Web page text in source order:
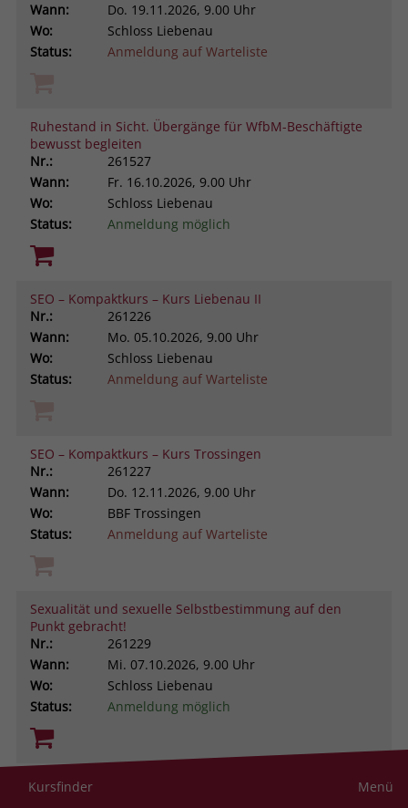
Wann:
Do. 19.11.2026, 9.00 Uhr
Wo:
Schloss Liebenau
Status:
Anmeldung auf Warteliste
Ruhestand in Sicht. Übergänge für WfbM-Beschäftigte
bewusst begleiten
Nr.:
261527
Wann:
Fr. 16.10.2026, 9.00 Uhr
Wo:
Schloss Liebenau
Status:
Anmeldung möglich
SEO – Kompaktkurs – Kurs Liebenau II
Nr.:
261226
Wann:
Mo. 05.10.2026, 9.00 Uhr
Wo:
Schloss Liebenau
Status:
Anmeldung auf Warteliste
SEO – Kompaktkurs – Kurs Trossingen
Nr.:
261227
Wann:
Do. 12.11.2026, 9.00 Uhr
Wo:
BBF Trossingen
Status:
Anmeldung auf Warteliste
Sexualität und sexuelle Selbstbestimmung auf den
Punkt gebracht!
Nr.:
261229
Wann:
Mi. 07.10.2026, 9.00 Uhr
Wo:
Schloss Liebenau
Status:
Anmeldung möglich
Sich selbst besser managen. Aus ungeliebten
Kursfinder Menü